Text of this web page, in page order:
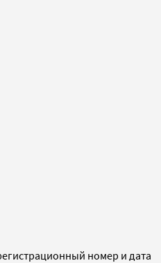
номер и дата